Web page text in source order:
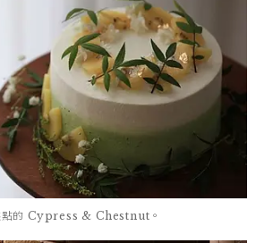
點的 Cypress & Chestnut。